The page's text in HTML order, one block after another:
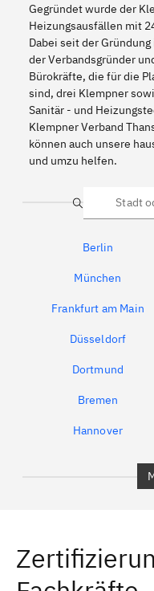
Gegründet wurde der
Heizungsausfällen mit
Dabei seit der
der Verbandsgründer
Bürokräfte, die für die
sind, drei Klempner
Sanitär - und
Klempner Verband
können auch unsere
und umzu helfen.
Suche
Berlin
München
Frankfurt am Main
Düsseldorf
Dortmund
Bremen
Hannover
Erlangen
Bayreuth